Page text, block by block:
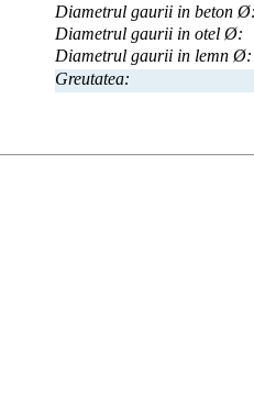
Diametrul gaurii in beton Ø:
Diametrul gaurii in otel Ø:
Diametrul gaurii in lemn Ø:
Greutatea: